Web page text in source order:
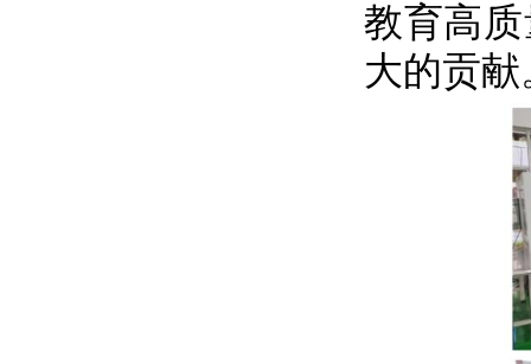
教育高
大的贡献